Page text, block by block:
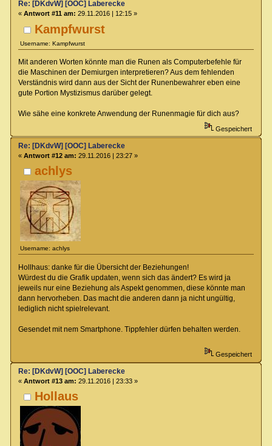
Kampfwurst
Username: Kampfwurst
Re: [DKdvW] [OOC] Laberecke
« Antwort #11 am: 29.11.2016 | 12:15 »
Mit anderen Worten könnte man die Runen als Computerbefehle für
die Maschinen der Demiurgen interpretieren? Aus dem fehlenden
Verständnis wird dann aus der Sicht der Runenbewahrer eben eine
gute Portion Mystizismus darüber gelegt.
Wie sähe eine konkrete Anwendung der Runenmagie für dich aus?
Gespeichert
achlys
Username: achlys
Re: [DKdvW] [OOC] Laberecke
« Antwort #12 am: 29.11.2016 | 23:27 »
Hollhaus: danke für die Übersicht der Beziehungen!
Würdest du die Grafik updaten, wenn sich das ändert? Es wird ja
jeweils nur eine Beziehung als Aspekt genommen, diese könnte man
dann hervorheben. Das macht die anderen dann ja nicht ungültig,
lediglich nicht spielrelevant.
Gesendet mit nem Smartphone. Tippfehler dürfen behalten werden.
Gespeichert
Hollaus
Re: [DKdvW] [OOC] Laberecke
« Antwort #13 am: 29.11.2016 | 23:33 »